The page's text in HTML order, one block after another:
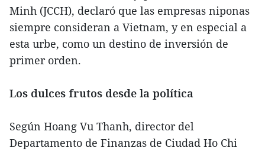
Minh (JCCH), declaró que las empresas niponas
siempre consideran a Vietnam, y en especial a
esta urbe, como un destino de inversión de
primer orden.
Los dulces frutos desde la política
Según Hoang Vu Thanh, director del
Departamento de Finanzas de Ciudad Ho Chi